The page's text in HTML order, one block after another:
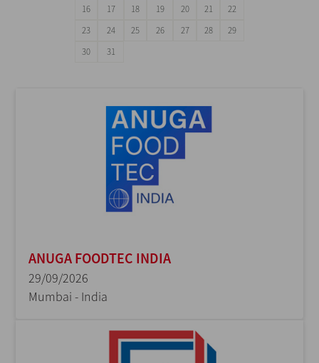
16
17 18 19 20 21
22
23
24 25 26 27 28
29
30
31
ANUGA FOODTEC INDIA
29/09/2026
Mumbai - India